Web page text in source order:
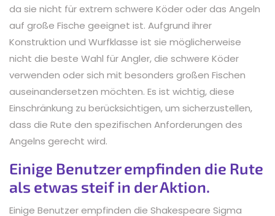
da sie nicht für extrem schwere Köder oder das Angeln
auf große Fische geeignet ist. Aufgrund ihrer
Konstruktion und Wurfklasse ist sie möglicherweise
nicht die beste Wahl für Angler, die schwere Köder
verwenden oder sich mit besonders großen Fischen
auseinandersetzen möchten. Es ist wichtig, diese
Einschränkung zu berücksichtigen, um sicherzustellen,
dass die Rute den spezifischen Anforderungen des
Angelns gerecht wird.
Einige Benutzer empfinden die Rute
als etwas steif in der Aktion.
Einige Benutzer empfinden die Shakespeare Sigma